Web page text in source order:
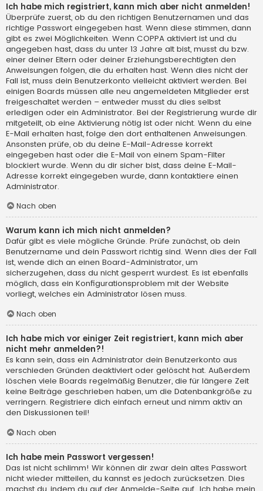
Ich habe mich registriert, kann mich aber nicht anmelden!
Überprüfe zuerst, ob du den richtigen Benutzernamen und das
richtige Passwort eingegeben hast. Wenn diese stimmen, dann
gibt es zwei Möglichkeiten. Wenn COPPA aktiviert ist und du
angegeben hast, dass du unter 13 Jahre alt bist, musst du bzw.
einer deiner Eltern oder deiner Erziehungsberechtigten den
Anweisungen folgen, die du erhalten hast. Wenn dies nicht der
Fall ist, muss dein Benutzerkonto vielleicht aktiviert werden. Bei
einigen Boards müssen alle neu angemeldeten Mitglieder erst
freigeschaltet werden – entweder musst du dies selbst
erledigen oder ein Administrator. Bei der Registrierung wurde dir
mitgeteilt, ob eine Aktivierung nötig ist oder nicht. Wenn du eine
E-Mail erhalten hast, folge den dort enthaltenen Anweisungen.
Ansonsten prüfe, ob du deine E-Mail-Adresse korrekt
eingegeben hast oder die E-Mail von einem Spam-Filter
blockiert wurde. Wenn du dir sicher bist, dass deine E-Mail-
Adresse korrekt eingegeben wurde, dann kontaktiere einen
Administrator.
Nach oben
Warum kann ich mich nicht anmelden?
Dafür gibt es viele mögliche Gründe. Prüfe zunächst, ob dein
Benutzername und dein Passwort richtig sind. Wenn dies der Fall
ist, wende dich an einen Board-Administrator, um
sicherzugehen, dass du nicht gesperrt wurdest. Es ist ebenfalls
möglich, dass ein Konfigurationsproblem mit der Website
vorliegt, welches ein Administrator lösen muss.
Nach oben
Ich habe mich vor einiger Zeit registriert, kann mich aber
nicht mehr anmelden?!
Es kann sein, dass ein Administrator dein Benutzerkonto aus
verschieden Gründen deaktiviert oder gelöscht hat. Außerdem
löschen viele Boards regelmäßig Benutzer, die für längere Zeit
keine Beiträge geschrieben haben, um die Datenbankgröße zu
verringern. Registriere dich einfach erneut und nimm aktiv an
den Diskussionen teil!
Nach oben
Ich habe mein Passwort vergessen!
Das ist nicht schlimm! Wir können dir zwar dein altes Passwort
nicht wieder mitteilen, du kannst es jedoch zurücksetzen. Dies